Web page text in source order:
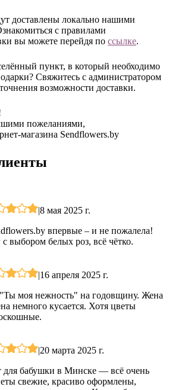
доставлены локально нашими
с правилами
вы можете перейдя по ссылке.
пункт, в который необходимо
Свяжитесь с администратором
возможности доставки.
пожеланиями,
магазина Sendflowers.by
|8 мая 2025 г.
впервые – и не пожалела!
выбором белых роз, всё чётко.
|16 апреля 2025 г.
"Ты моя нежность" на годовщину. Жена
немного кусается. Хотя цветы
|20 марта 2025 г.
для бабушки в Минске — всё очень
свежие, красиво оформлены,